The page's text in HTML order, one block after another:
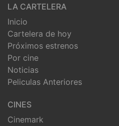
LA CARTELERA
Inicio
Cartelera de hoy
Próximos estrenos
Por cine
Noticias
Peliculas Anteriores
CINES
Cinemark